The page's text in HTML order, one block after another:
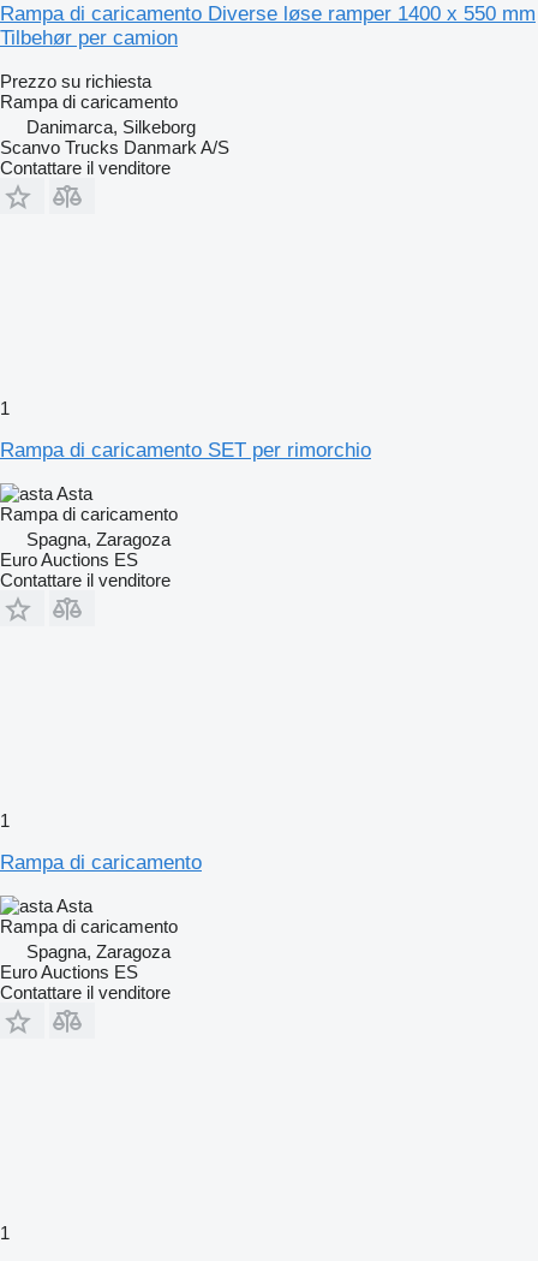
Rampa di caricamento Diverse løse ramper 1400 x 550 mm
Tilbehør per camion
Prezzo su richiesta
Rampa di caricamento
Danimarca, Silkeborg
Scanvo Trucks Danmark A/S
Contattare il venditore
1
Rampa di caricamento SET per rimorchio
Asta
Rampa di caricamento
Spagna, Zaragoza
Euro Auctions ES
Contattare il venditore
1
Rampa di caricamento
Asta
Rampa di caricamento
Spagna, Zaragoza
Euro Auctions ES
Contattare il venditore
1